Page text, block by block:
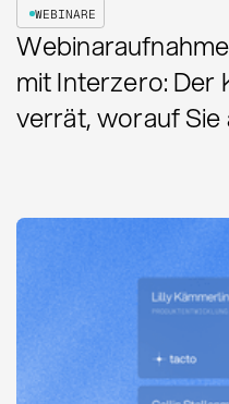
WEBINARE
mit Interzero:
verrät, worauf